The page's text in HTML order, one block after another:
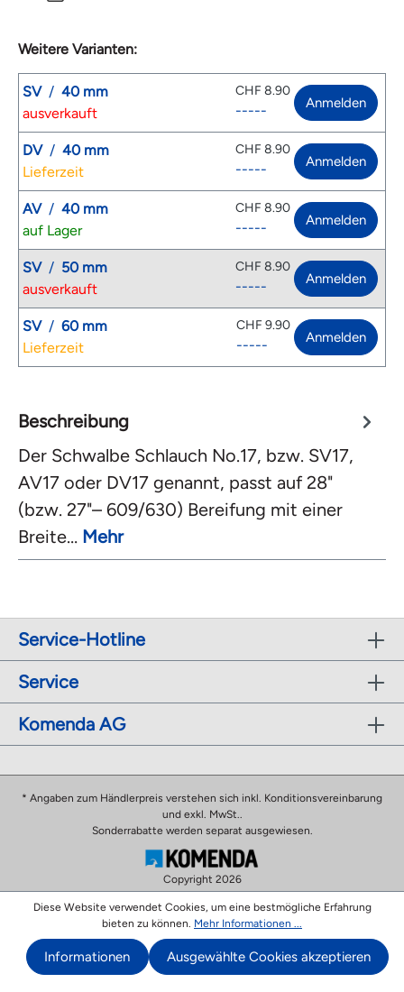
Weitere Varianten:
SV / 40 mm
ausverkauft
CHF 8.90
----- Anmelden
DV / 40 mm
Lieferzeit
CHF 8.90
----- Anmelden
AV / 40 mm
auf Lager
CHF 8.90
----- Anmelden
SV / 50 mm
ausverkauft
CHF 8.90
----- Anmelden
SV / 60 mm
Lieferzeit
CHF 9.90
----- Anmelden
Beschreibung
Der Schwalbe Schlauch No.17, bzw. SV17,
AV17 oder DV17 genannt, passt auf 28"
(bzw. 27"– 609/630) Bereifung mit einer
Breite… Mehr
Service-Hotline
Service
Komenda AG
* Angaben zum Händlerpreis verstehen sich inkl. Konditionsvereinbarung
und exkl. MwSt..
Sonderrabatte werden separat ausgewiesen.
Copyright 2026
Diese Website verwendet Cookies, um eine bestmögliche Erfahrung
bieten zu können. Mehr Informationen ...
Informationen Ausgewählte Cookies akzeptieren